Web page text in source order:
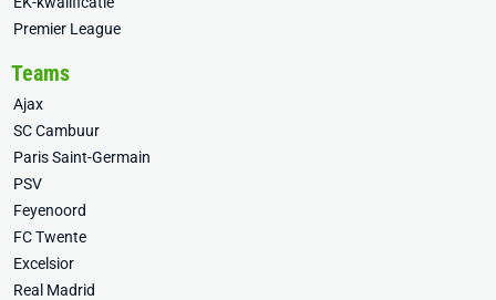
Premier League
Teams
Ajax
SC Cambuur
Paris Saint-Germain
PSV
Feyenoord
FC Twente
Excelsior
Real Madrid